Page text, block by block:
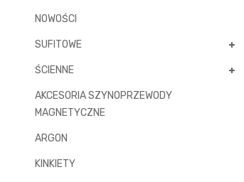
NOWOŚCI
SUFITOWE
ŚCIENNE
AKCESORIA SZYNOPRZEWODY
MAGNETYCZNE
ARGON
KINKIETY